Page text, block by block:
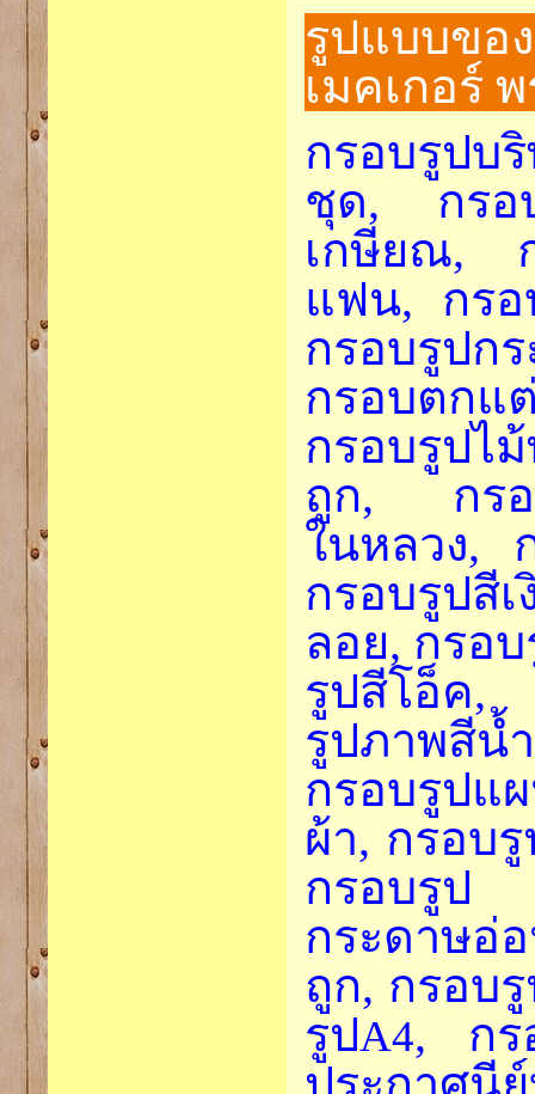
รูปแบบขอ
เมคเกอร์
กรอบรูป
ชุด, กรอ
เกษียณ,
แฟน, กรอ
กรอบรูปก
กรอบตกแ
กรอบรูปไ
ถูก, กรอ
ในหลวง,
กรอบรูป
ลอย, กรอ
รูปสีโอ็ค,
รูปภาพสี
กรอบรูปแ
ผ้า, กรอบ
กรอบรูป
กระดาษอ่
ถูก, กรอบ
รูปA4, กร